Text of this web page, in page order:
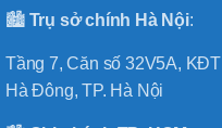
🏙️ Trụ sở chính Hà Nội:
Tầng 7, Căn số 32V5A,
Hà Đông, TP. Hà Nội